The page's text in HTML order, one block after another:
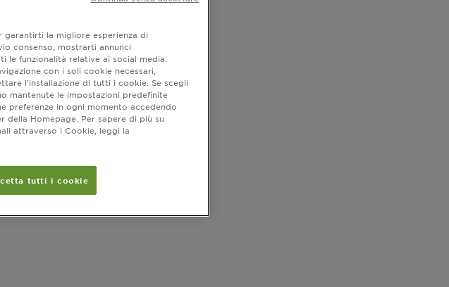
garantirti la migliore esperienza di
consenso, mostrarti annunci
funzionalità relative ai social media.
con i soli cookie necessari,
l’installazione di tutti i cookie. Se scegli
mantenute le impostazioni predefinite
preferenze in ogni momento accedendo
della Homepage. Per sapere di più su
attraverso i Cookie, leggi la
tutti i cookie